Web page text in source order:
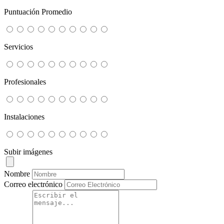
Puntuación Promedio
Servicios
Profesionales
Instalaciones
Subir imágenes
Nombre
Correo electrónico